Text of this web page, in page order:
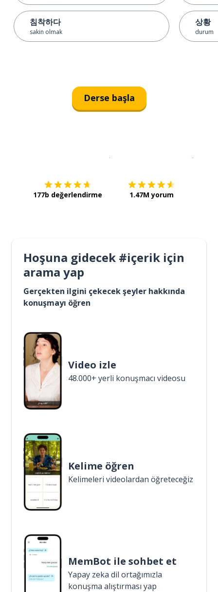
침착하다
sakin olmak
상황
durum
Derse başla
177b değerlendirme 1.47M yorum
Hoşuna gidecek #içerik için
arama yap
Gerçekten ilgini çekecek şeyler hakkında
konuşmayı öğren
Video izle
48.000+ yerli konuşmacı videosu
Kelime öğren
Kelimeleri videolardan öğreteceğiz
MemBot ile sohbet et
Yapay zeka dil ortağımızla
konuşma alıştırması yap